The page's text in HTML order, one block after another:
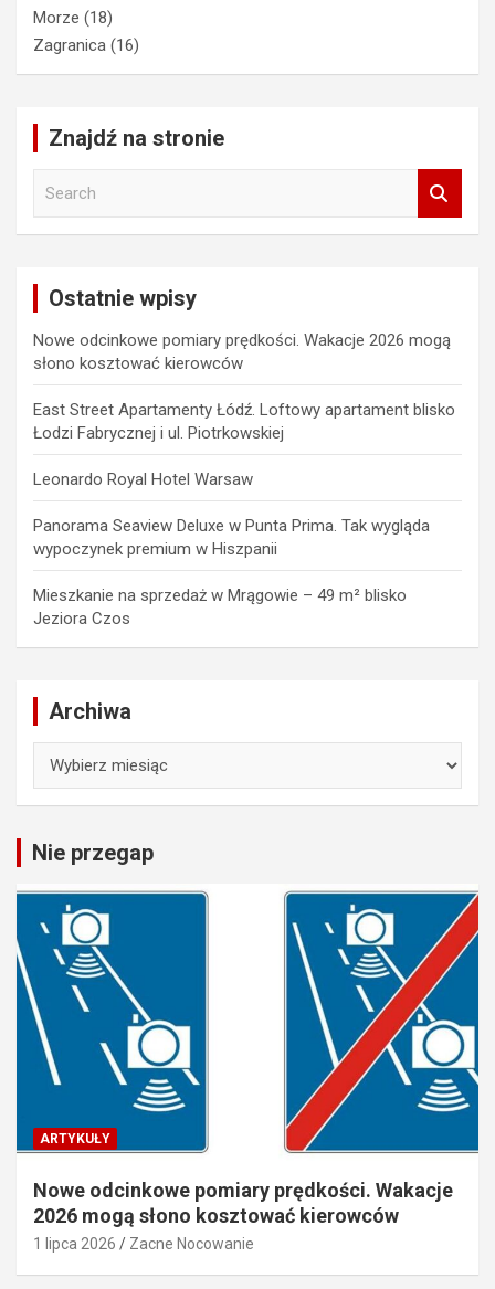
Morze (18)
Zagranica (16)
Znajdź na stronie
Ostatnie wpisy
Nowe odcinkowe pomiary prędkości. Wakacje 2026 mogą
słono kosztować kierowców
East Street Apartamenty Łódź. Loftowy apartament blisko
Łodzi Fabrycznej i ul. Piotrkowskiej
Leonardo Royal Hotel Warsaw
Panorama Seaview Deluxe w Punta Prima. Tak wygląda
wypoczynek premium w Hiszpanii
Mieszkanie na sprzedaż w Mrągowie – 49 m² blisko
Jeziora Czos
Archiwa
Nie przegap
ARTYKUŁY
Nowe odcinkowe pomiary prędkości. Wakacje
2026 mogą słono kosztować kierowców
1 lipca 2026 Zacne Nocowanie